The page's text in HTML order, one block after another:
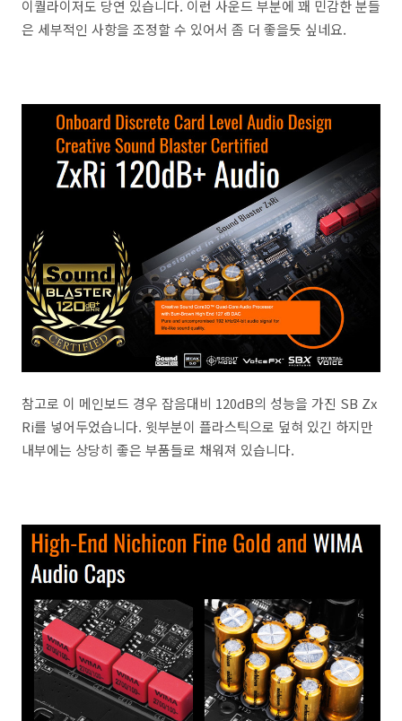
이퀄라이저도 당연 있습니다. 이런 사운드 부분에 꽤 민감한 분들
은 세부적인 사항을 조정할 수 있어서 좀 더 좋을듯 싶네요.
참고로 이 메인보드 경우 잡음대비 120dB의 성능을 가진 SB Zx
Ri를 넣어두었습니다. 윗부분이 플라스틱으로 덮혀 있긴 하지만
내부에는 상당히 좋은 부품들로 채워져 있습니다.